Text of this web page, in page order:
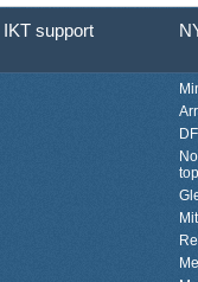
IKT support